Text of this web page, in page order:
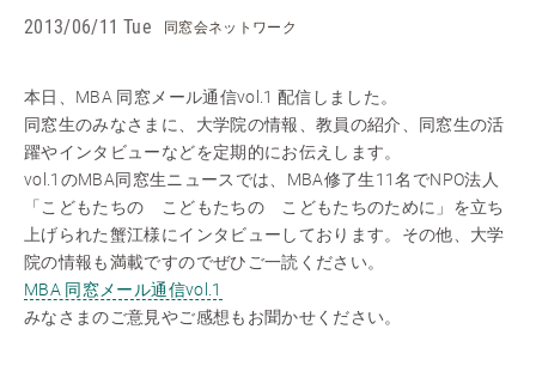
2013/06/11 Tue 同窓会ネットワーク
本日、MBA 同窓メール通信vol.1 配信しました。
同窓生のみなさまに、大学院の情報、教員の紹介、同窓生の活
躍やインタビューなどを定期的にお伝えします。
vol.1のMBA同窓生ニュースでは、MBA修了生11名でNPO法人
「こどもたちの こどもたちの こどもたちのために」を立ち
上げられた蟹江様にインタビューしております。その他、大学
院の情報も満載ですのでぜひご一読ください。
MBA 同窓メール通信vol.1
みなさまのご意見やご感想もお聞かせください。